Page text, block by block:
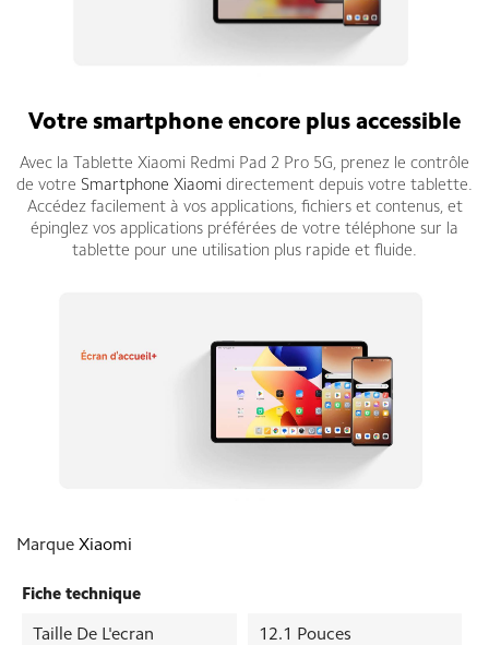
Votre smartphone encore plus accessible
Avec la Tablette Xiaomi Redmi Pad 2 Pro 5G, prenez le contrôle
de votre Smartphone Xiaomi directement depuis votre tablette.
Accédez facilement à vos applications, fichiers et contenus, et
épinglez vos applications préférées de votre téléphone sur la
tablette pour une utilisation plus rapide et fluide.
Marque Xiaomi
Fiche technique
Taille De L'ecran 12.1 Pouces